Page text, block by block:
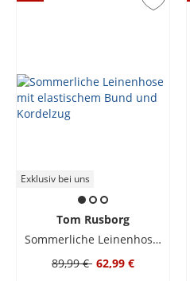
Exklusiv bei uns
Tom Rusborg
Sommerliche Leinenhose mit elastischem Bund und Kordelzug
89,99 € 62,99 €